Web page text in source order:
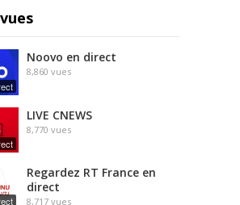
Noovo en direct
8,860 vues
LIVE CNEWS
8,770 vues
Regardez RT France en
direct
8,717 vues